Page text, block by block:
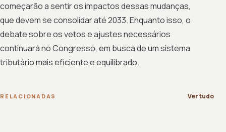
começarão a sentir os impactos dessas mudanças,
que devem se consolidar até 2033. Enquanto isso, o
debate sobre os vetos e ajustes necessários
continuará no Congresso, em busca de um sistema
tributário mais eficiente e equilibrado.
RELACIONADAS Ver tudo